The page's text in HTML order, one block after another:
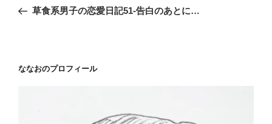
ナ
ー
の
草食系男子の恋愛日記51-告白のあとに…
ななおのプロフィール